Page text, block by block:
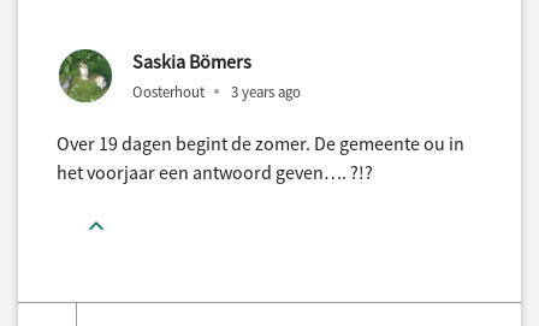
Saskia Bömers
Oosterhout 3 years ago
Over 19 dagen begint de zomer. De gemeente ou in
het voorjaar een antwoord geven…. ?!?